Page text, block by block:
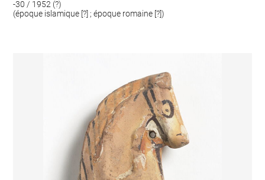
-30 / 1952 (?)
(époque islamique [?] ; époque romaine [?])